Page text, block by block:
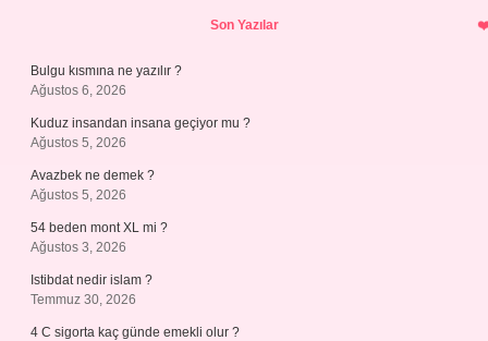
Son Yazılar
Bulgu kısmına ne yazılır ?
Ağustos 6, 2026
Kuduz insandan insana geçiyor mu ?
Ağustos 5, 2026
Avazbek ne demek ?
Ağustos 5, 2026
54 beden mont XL mi ?
Ağustos 3, 2026
Istibdat nedir islam ?
Temmuz 30, 2026
4 C sigorta kaç günde emekli olur ?